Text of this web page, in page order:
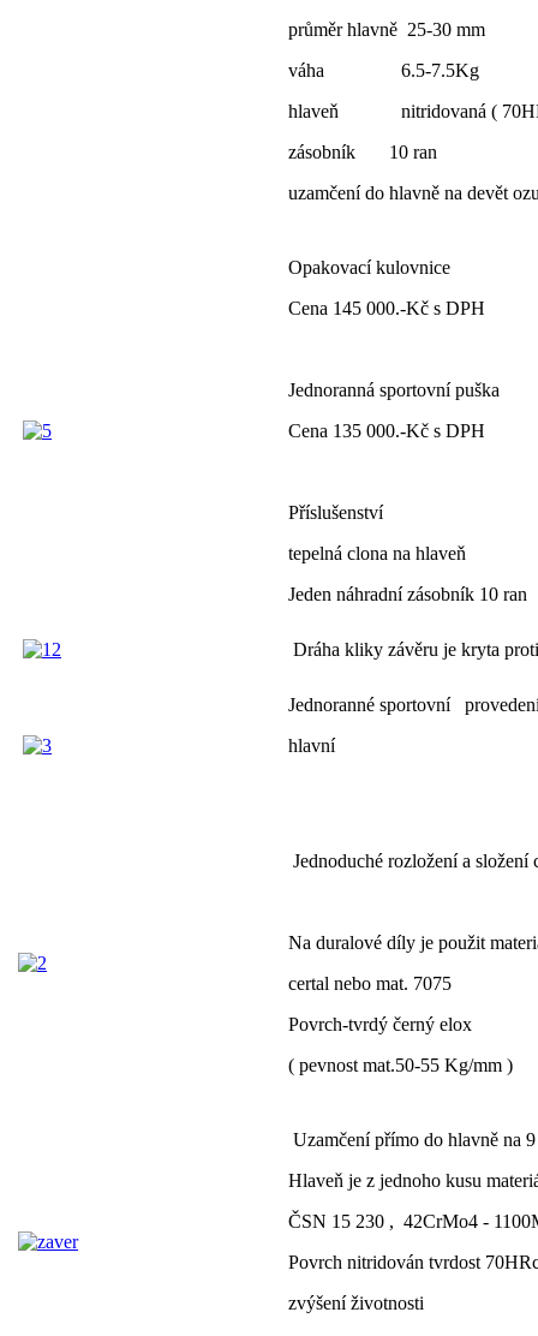
průměr hlavně 25-30 mm
váha 6.5-7.5Kg
hlaveň nitridovaná (
zásobník 10 ran
uzamčení do hlavně na devět
Opakovací kulovnice
Cena 145 000.-Kč s DPH
Jednoranná sportovní puška
Cena 135 000.-Kč s DPH
Příslušenství
tepelná clona na hlaveň
Jeden náhradní zásobník 10 ran
Dráha kliky závěru je kryta
Jednoranné sportovní
hlavní
Jednoduché rozložení a složení
Na duralové díly je použit
certal nebo mat. 7075
Povrch-tvrdý černý elox
( pevnost mat.50-55 Kg/mm )
Uzamčení přímo do hlavně na
Hlaveň je z jednoho kusu
ČSN 15 230 , 42CrMo4 -
Povrch nitridován tvrdost
zvýšení životnosti